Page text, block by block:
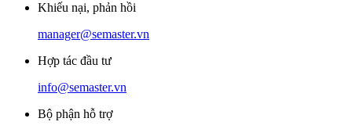
Khiếu nại, phản hồi
manager@semaster.vn
Hợp tác đầu tư
info@semaster.vn
Bộ phận hỗ trợ